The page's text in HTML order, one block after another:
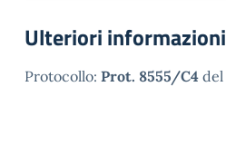
Ulteriori informazioni
Protocollo: Prot. 8555/C4 del